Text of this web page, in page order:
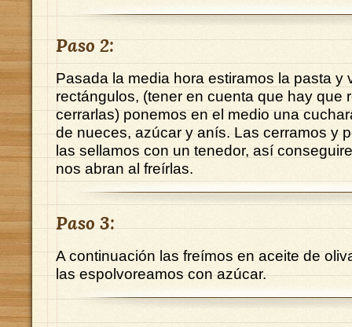
Paso 2:
Pasada la media hora estiramos la pasta y
rectángulos, (tener en cuenta que hay que
cerrarlas) ponemos en el medio una
de nueces, azúcar y anís. Las cerramos y
las sellamos con un tenedor, así
nos abran al freírlas.
Paso 3:
A continuación las freímos en aceite de
las espolvoreamos con azúcar.